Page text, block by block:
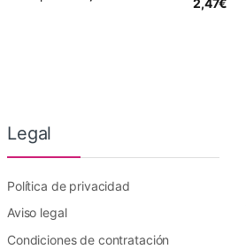
Legal
Política de privacidad
Aviso legal
Condiciones de contratación